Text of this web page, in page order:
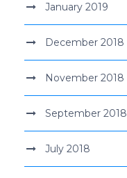
January 2019
December 2018
November 2018
September 2018
July 2018